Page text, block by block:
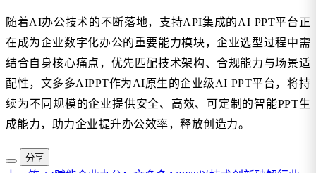
随着AI办公技术的不断落地，支持API集成的AI PPT平台正
在成为企业数字化办公的重要能力模块，企业选型过程中需
结合自身核心痛点，优先匹配技术架构、合规能力与场景适
配性，文多多AIPPT作为AI原生的企业级AI PPT平台，将持
续为不同规模的企业提供安全、高效、可定制的智能PPT生
成能力，助力企业提升办公效率，释放创造力。
分享